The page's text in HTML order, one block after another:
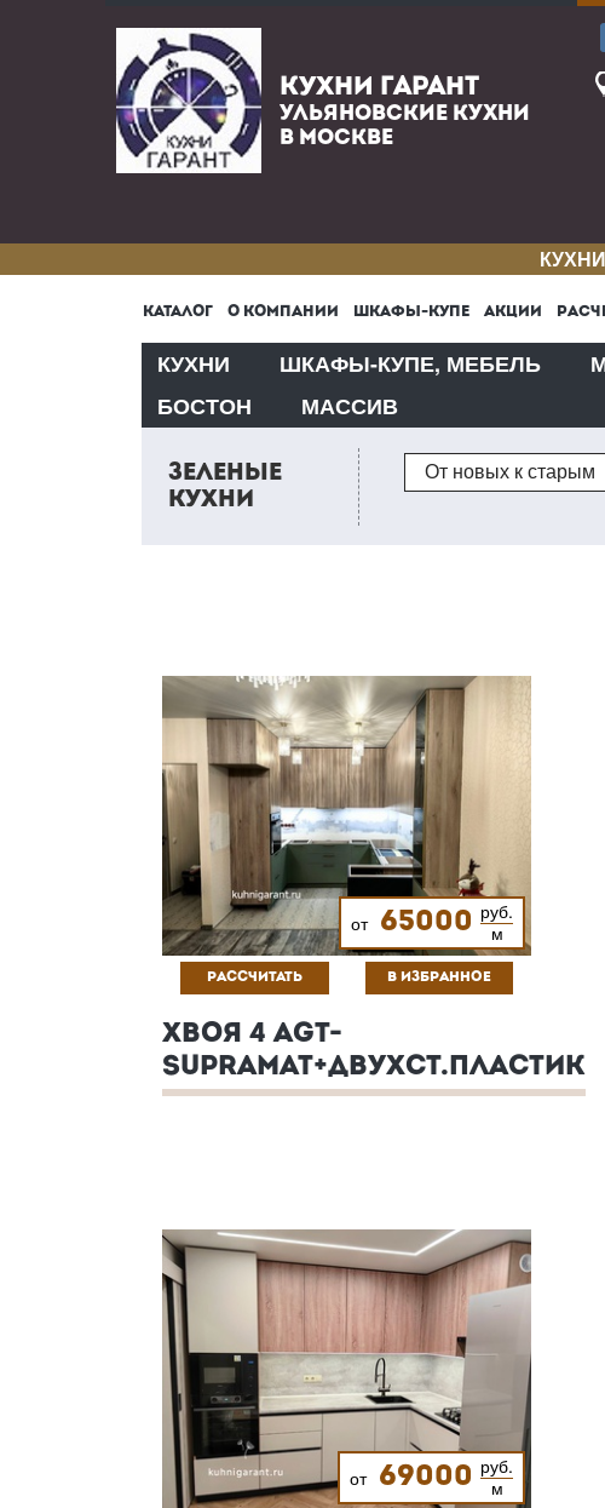
КУХНИ ГАРАНТ
УЛЬЯНОВСКИЕ КУХНИ
В МОСКВЕ
КАТАЛОГ О КОМПАНИИ ШКАФЫ-КУПЕ АКЦИИ
КУХНИ ШКАФЫ-КУПЕ, МЕБЕЛЬ
БОСТОН
МАССИВ
ЗЕЛЕНЫЕ
КУХНИ
Сортировка
От новых к старым
от 65000 руб.
м
РАССЧИТАТЬ В ИЗБРАННОЕ
ХВОЯ 4 AGT-
SUPRAMAT+ДВУХСТ.ПЛАСТИК
от 69000 руб.
м